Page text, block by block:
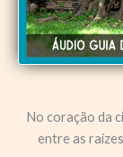
No coração da
entre as